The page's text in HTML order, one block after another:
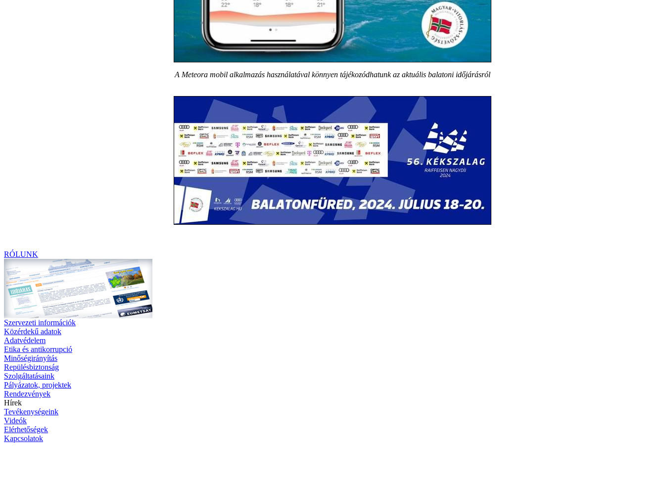
A Meteora mobil alkalmazás használatával könnyen tájékozódhatunk az aktuális balatoni időjárásról
RÓLUNK
Szervezeti információk
Közérdekű adatok
Adatvédelem
Etika és antikorrupció
Minőségirányítás
Repülésbiztonság
Szolgáltatásaink
Pályázatok, projektek
Rendezvények
Hírek
Tevékenységeink
Videók
Elérhetőségek
Kapcsolatok